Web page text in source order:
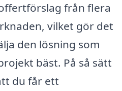
från flera
vilket gör det
den lösning som
bäst. På så sätt
du får ett